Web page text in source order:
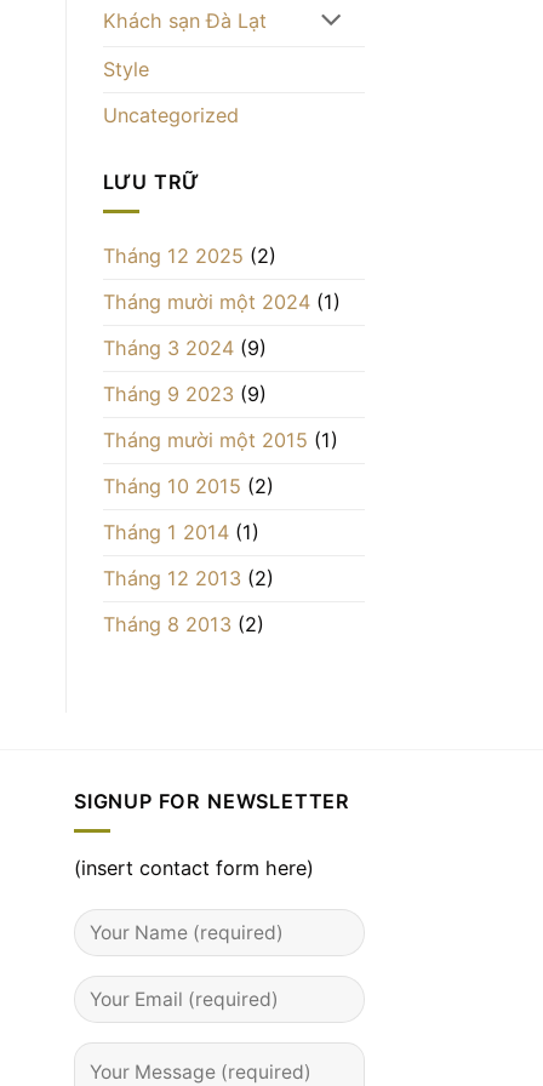
Khách sạn Đà Lạt
Style
Uncategorized
LƯU TRỮ
Tháng 12 2025 (2)
Tháng mười một 2024(1)
Tháng 3 2024(9)
Tháng 9 2023 (9)
Tháng mười một 2015 (1)
Tháng 10 2015 (2)
Tháng 1 2014(1)
Tháng 12 2013 (2)
Tháng 8 2013 (2)
SIGNUP FOR NEWSLETTER
(insert contact form here)